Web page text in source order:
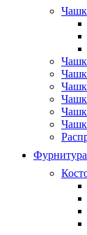
Фурнитура